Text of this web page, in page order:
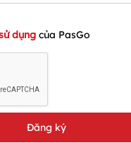
dụng của PasGo